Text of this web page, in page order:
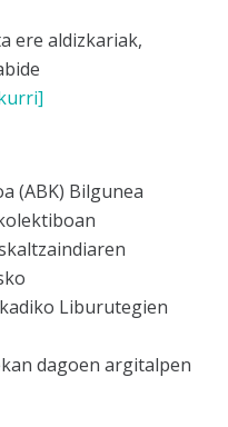
ere aldizkariak,
(ABK) Bilgunea
Liburutegien
dagoen argitalpen